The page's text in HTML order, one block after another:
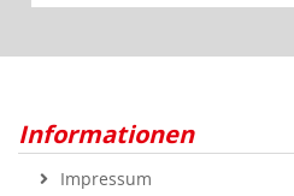
Informationen
Impressum